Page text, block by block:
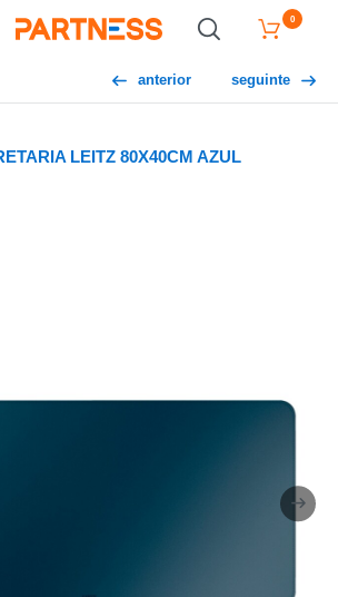
0
anterior seguinte
LEITZ 80X40CM AZUL